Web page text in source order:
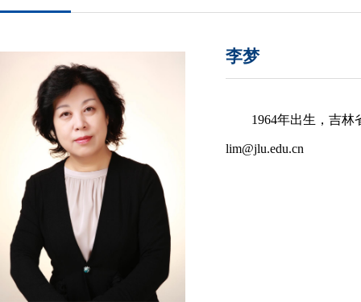
李梦
1964年出生，吉
lim@jlu.edu.cn